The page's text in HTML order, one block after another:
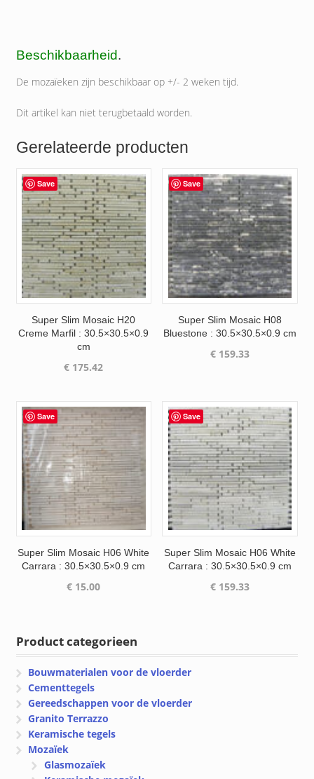
Beschikbaarheid.
De mozaïeken zijn beschikbaar op +/- 2 weken tijd.
Dit artikel kan niet terugbetaald worden.
Gerelateerde producten
Save
Super Slim Mosaic H20
Creme Marfil : 30.5×30.5×0.9
cm
€ 175.42
Save
Super Slim Mosaic H08
Bluestone : 30.5×30.5×0.9 cm
€159.33
Save
Super Slim Mosaic H06 White
Carrara : 30.5×30.5×0.9 cm
€ 15.00
Save
Super Slim Mosaic H06 White
Carrara : 30.5×30.5×0.9 cm
€159.33
Product categorieen
Bouwmaterialen voor de vloerder
Cementtegels
Gereedschappen voor de vloerder
Granito Terrazzo
Keramische tegels
Mozaïek
Glasmozaïek